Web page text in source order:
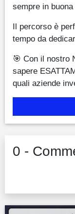
sempre in
Il percorso è
tempo da
🎯 Con il nostro
sapere
quali aziende
0 -